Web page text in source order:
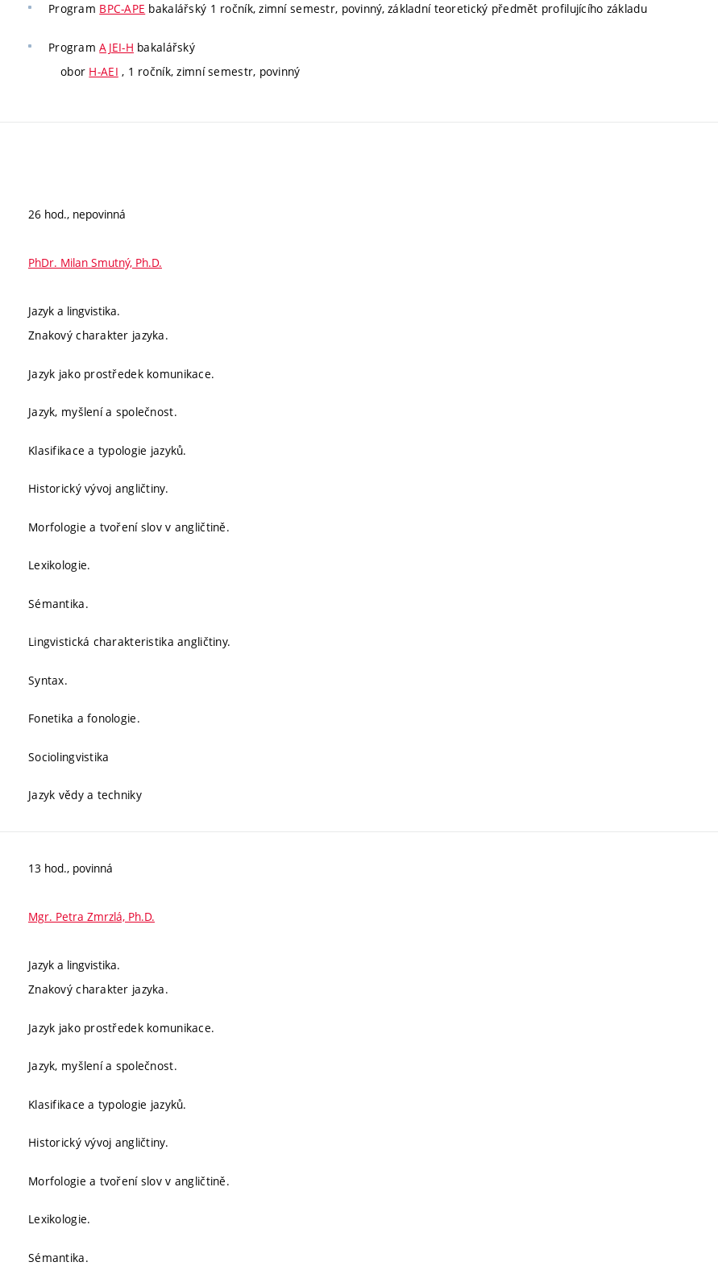
Program BPC-APE bakalářský 1 ročník, zimní semestr, povinný, základní teoretický předmět profilujícího základu
ProgramAJEI-H bakalářský
obor H-AEI , 1 ročník, zimní semestr, povinný
26 hod., nepovinná
PhDr. Milan Smutný, Ph.D.
Jazyk a lingvistika.
Znakový charakter jazyka.
Jazyk jako prostředek komunikace.
Jazyk, myšlení a společnost.
Klasifikace a typologie jazyků.
Historický vývoj angličtiny.
Morfologie a tvoření slov v angličtině.
Lexikologie.
Sémantika.
Lingvistická charakteristika angličtiny.
Syntax.
Fonetika a fonologie.
Sociolingvistika
Jazyk vědy a techniky
13 hod., povinná
Mgr. Petra Zmrzlá, Ph.D.
Jazyk a lingvistika.
Znakový charakter jazyka.
Jazyk jako prostředek komunikace.
Jazyk, myšlení a společnost.
Klasifikace a typologie jazyků.
Historický vývoj angličtiny.
Morfologie a tvoření slov v angličtině.
Lexikologie.
Sémantika.